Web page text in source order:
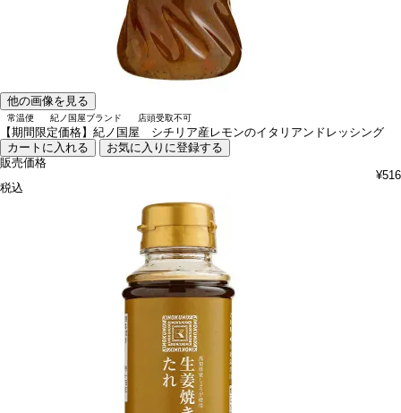
他の画像を見る
常温便 紀ノ国屋ブランド 店頭受取不可
【期間限定価格】紀ノ国屋 シチリア産レモンのイタリアンドレッシング
カートに入れる
お気に入りに登録する
販売価格
¥516
税込